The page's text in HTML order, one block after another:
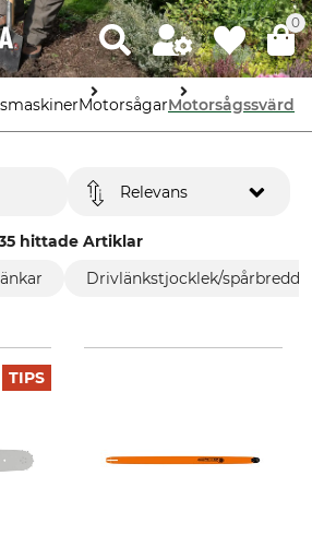
0
MotorsågarMotorsågssvärd
hittade Artiklar
Relevans
Drivlänkstjocklek/spårbredd
TIPS